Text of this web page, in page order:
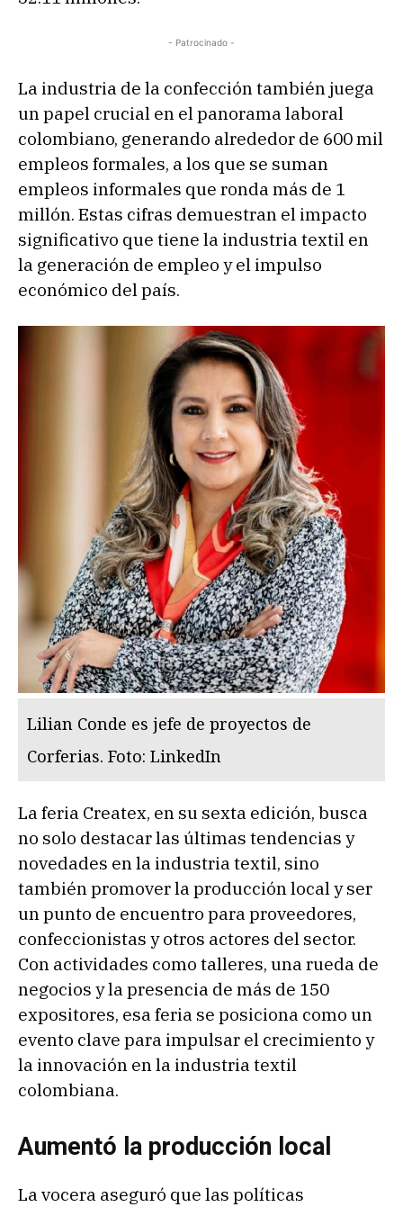
- Patrocinado -
La industria de la confección también juega
un papel crucial en el panorama laboral
colombiano, generando alrededor de 600 mil
empleos formales, a los que se suman
empleos informales que ronda más de 1
millón. Estas cifras demuestran el impacto
significativo que tiene la industria textil en
la generación de empleo y el impulso
económico del país.
Lilian Conde es jefe de proyectos de
Corferias. Foto: LinkedIn
La feria Createx, en su sexta edición, busca
no solo destacar las últimas tendencias y
novedades en la industria textil, sino
también promover la producción local y ser
un punto de encuentro para proveedores,
confeccionistas y otros actores del sector.
Con actividades como talleres, una rueda de
negocios y la presencia de más de 150
expositores, esa feria se posiciona como un
evento clave para impulsar el crecimiento y
la innovación en la industria textil
colombiana.
Aumentó la producción local
La vocera aseguró que las políticas